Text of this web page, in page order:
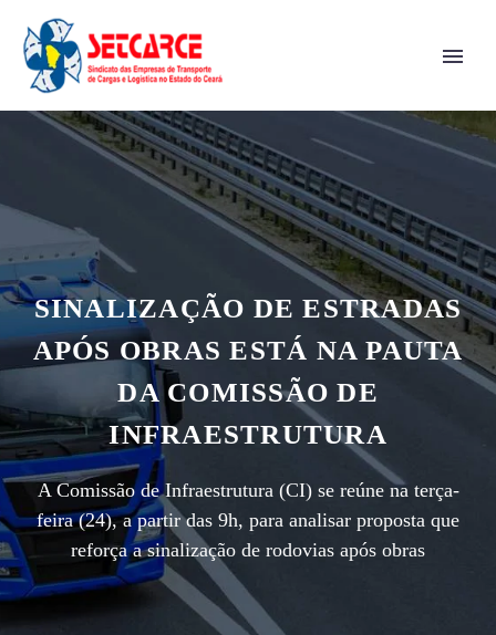
SINALIZAÇÃO DE ESTRADAS
APÓS OBRAS ESTÁ NA PAUTA
DA COMISSÃO DE
INFRAESTRUTURA
A Comissão de Infraestrutura (CI) se reúne na terça-
feira (24), a partir das 9h, para analisar proposta que
reforça a sinalização de rodovias após obras